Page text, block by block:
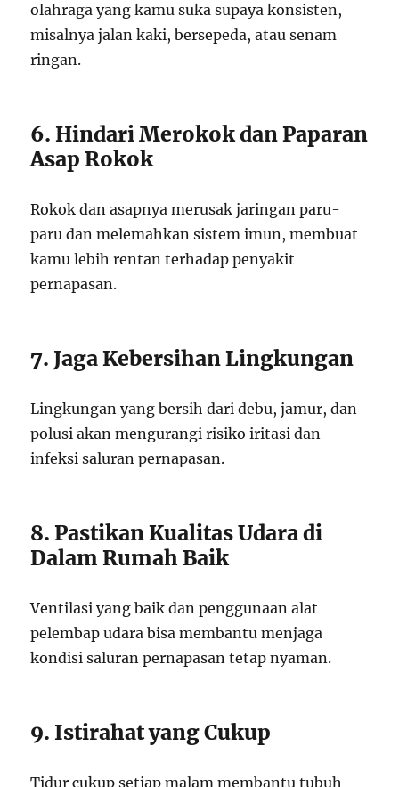
olahraga yang kamu suka supaya konsisten,
misalnya jalan kaki, bersepeda, atau senam
ringan.
6. Hindari Merokok dan Paparan
Asap Rokok
Rokok dan asapnya merusak jaringan paru-
paru dan melemahkan sistem imun, membuat
kamu lebih rentan terhadap penyakit
pernapasan.
7. Jaga Kebersihan Lingkungan
Lingkungan yang bersih dari debu, jamur, dan
polusi akan mengurangi risiko iritasi dan
infeksi saluran pernapasan.
8. Pastikan Kualitas Udara di
Dalam Rumah Baik
Ventilasi yang baik dan penggunaan alat
pelembap udara bisa membantu menjaga
kondisi saluran pernapasan tetap nyaman.
9. Istirahat yang Cukup
Tidur cukup setiap malam membantu tubuh